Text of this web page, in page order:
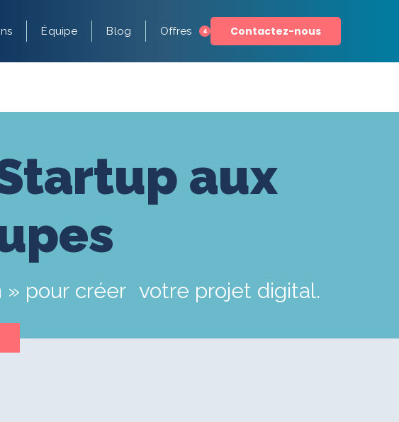
Équipe Blog Offres 4 Contactez-nous
aux
» pour créer votre projet digital.